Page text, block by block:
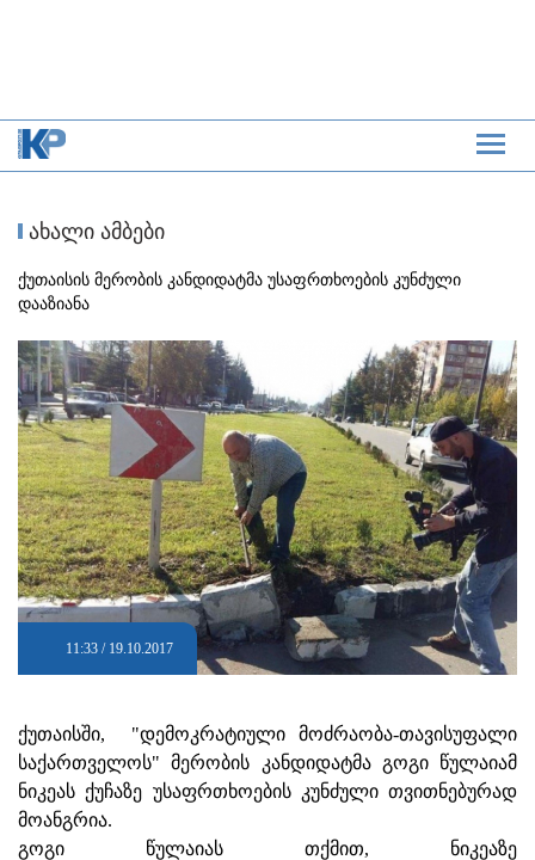
ახალი ამბები
ქუთაისის მერობის კანდიდატმა უსაფრთხოების კუნძული
დააზიანა
11:33 / 19.10.2017
ქუთაისში, "დემოკრატიული მოძრაობა-თავისუფალი
საქართველოს" მერობის კანდიდატმა გოგი წულაიამ
ნიკეას ქუჩაზე უსაფრთხოების კუნძული თვითნებურად
მოანგრია.
გოგი წულაიას თქმით, ნიკეაზე